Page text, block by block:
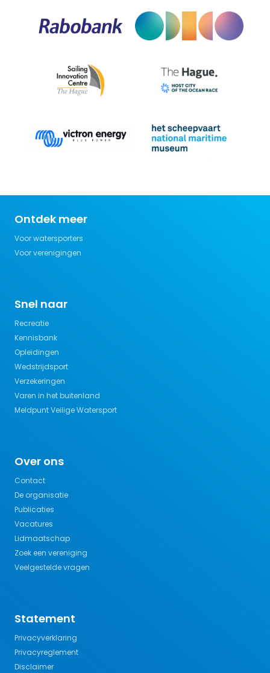
Ontdek meer
Voor watersporters
Voor verenigingen
Snel naar
Recreatie
Kennisbank
Opleidingen
Wedstrijdsport
Verzekeringen
Varen in het buitenland
Meldpunt Veilige Watersport
Over ons
Contact
De organisatie
Publicaties
Vacatures
Lidmaatschap
Zoek een vereniging
Veelgestelde vragen
Statement
Privacyverklaring
Privacyreglement
Disclaimer